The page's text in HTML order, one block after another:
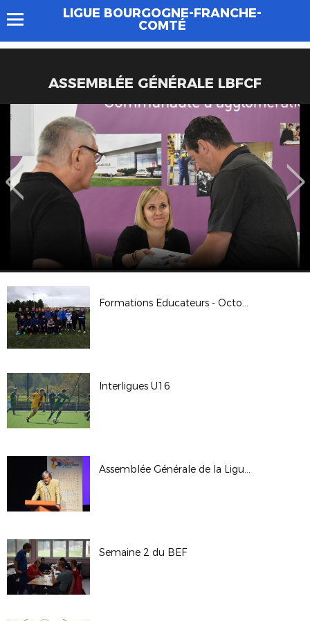
LIGUE BOURGOGNE-FRANCHE-
COMTÉ
ASSEMBLÉE GÉNÉRALE LBFCF
Formations Educateurs - Octobre 2017
Interligues U16
Assemblée Générale de la Ligue - Octobre 2017
Semaine 2 du BEF